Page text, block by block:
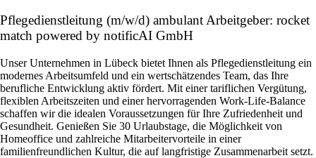
Pflegedienstleitung (m/w/d) ambulant Arbeitgeber: rocket
match powered by notificAI GmbH
Unser Unternehmen in Lübeck bietet Ihnen als Pflegedienstleitung ein
modernes Arbeitsumfeld und ein wertschätzendes Team, das Ihre
berufliche Entwicklung aktiv fördert. Mit einer tariflichen Vergütung,
flexiblen Arbeitszeiten und einer hervorragenden Work-Life-Balance
schaffen wir die idealen Voraussetzungen für Ihre Zufriedenheit und
Gesundheit. Genießen Sie 30 Urlaubstage, die Möglichkeit von
Homeoffice und zahlreiche Mitarbeitervorteile in einer
familienfreundlichen Kultur, die auf langfristige Zusammenarbeit setzt.